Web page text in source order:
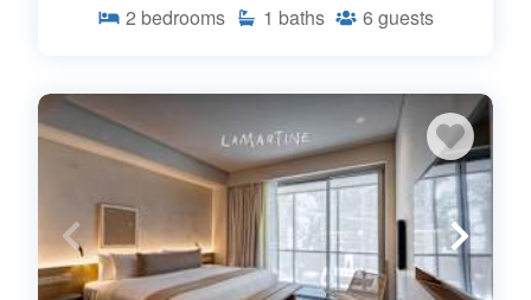
2 bedrooms 1 baths 6 guests